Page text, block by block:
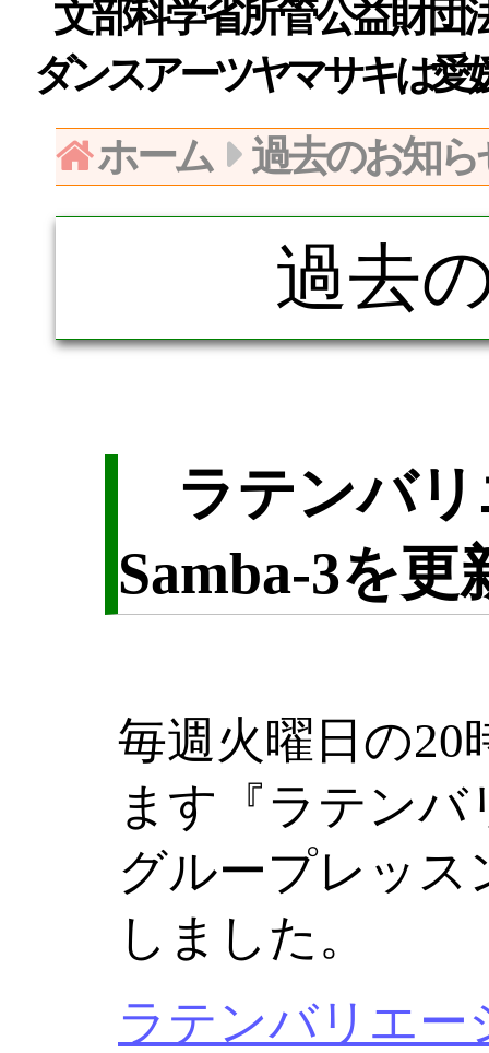
文部科学省所管公益財団
ダンスアーツヤマサキは愛
ホーム
過去のお知ら
過去
ラテンバリ
Samba-3を
毎週火曜日の20
ます『ラテン
グループレッ
しました。
ラテンバリエー